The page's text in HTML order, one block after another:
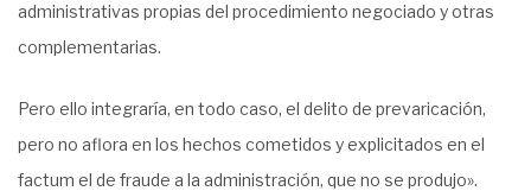
administrativas propias del procedimiento negociado y otras
complementarias.
Pero ello integraría, en todo caso, el delito de prevaricación,
pero no aflora en los hechos cometidos y explicitados en el
factum el de fraude a la administración, que no se produjo».